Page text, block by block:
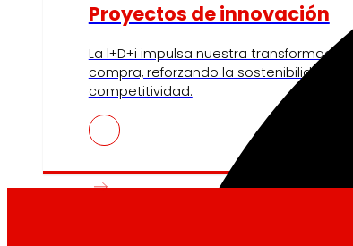
Proyectos de innovación
La l+D+i impulsa nuestra
compra, reforzando la sostenibilidad y
competitividad.